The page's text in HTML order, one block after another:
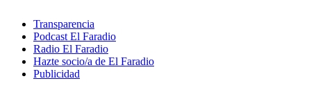
Transparencia
Podcast El Faradio
Radio El Faradio
Hazte socio/a de El Faradio
Publicidad